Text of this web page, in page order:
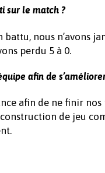
sur le match ?
battu, nous n’avons
perdu 5 à 0.
afin de
afin de ne finir
de jeu